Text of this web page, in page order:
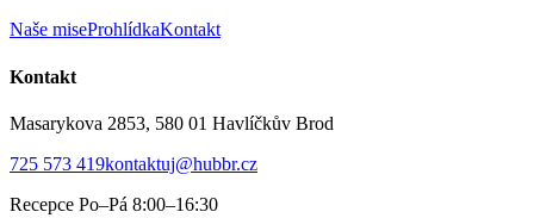
Naše miseProhlídkaKontakt
Kontakt
Masarykova 2853, 580 01 Havlíčkův Brod
725 573 419kontaktuj@hubbr.cz
Recepce Po–Pá 8:00–16:30